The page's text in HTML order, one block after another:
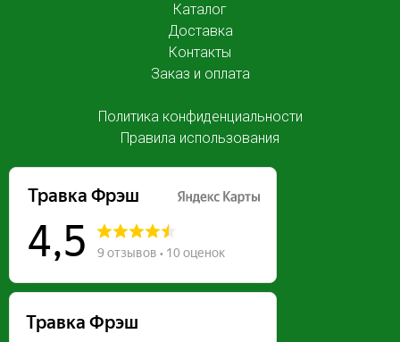
Каталог
Доставка
Контакты
Заказ и оплата
Политика конфиденциальности
Правила использования
Травка Фрэш